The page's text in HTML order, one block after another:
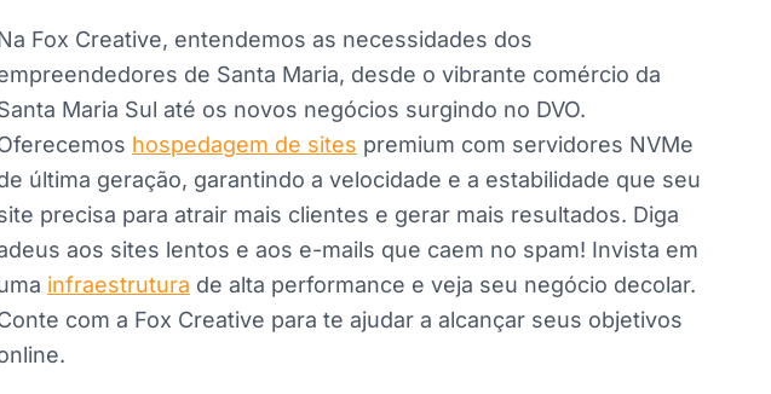
Fox Creative, entendemos as necessidades dos
de Santa Maria, desde o vibrante comércio da
Maria Sul até os novos negócios surgindo no DVO.
hospedagem de sites premium com servidores NVMe
última geração, garantindo a velocidade e a estabilidade que seu
precisa para atrair mais clientes e gerar mais resultados. Diga
aos sites lentos e aos e-mails que caem no spam! Invista em
infraestrutura de alta performance e veja seu negócio decolar.
com a Fox Creative para te ajudar a alcançar seus objetivos